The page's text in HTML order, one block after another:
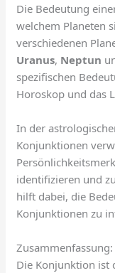
Die Bedeutung
welchem Planeten
verschiedenen
Uranus, Neptun
spezifischen
Horoskop und das
In der
Konjunktionen
identifizieren und
hilft dabei, die
Konjunktionen zu
Zusammenfassung:
Die Konjunktion ist